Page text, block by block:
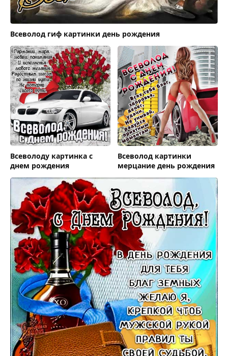
Всеволод гиф картинки день рождения
Всеволоду картинка с
днем рождения
Всеволод картинки
мерцание день рождения